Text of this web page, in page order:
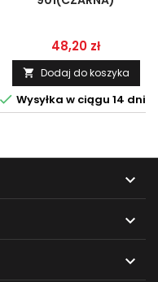
Cena
48,20 zł
 Dodaj do koszyka
 Wysyłka w ciągu 14 dni


